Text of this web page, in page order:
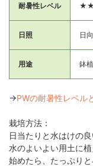
耐暑性レベル
日照 日
用途 鉢
→PWの耐暑性レベル
栽培方法：
日当たりと水はけの
水のよいよい用土に
始めたら、たっぷり